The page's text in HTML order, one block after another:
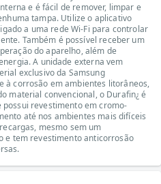
e é fácil de remover, limpar e
tampa. Utilize o aplicativo
a uma rede Wi-Fi para controlar
Também é possível receber um
do aparelho, além de
A unidade externa vem
exclusivo da Samsung
à corrosão em ambientes litorâneos,
material convencional, o Durafin¿ é
possui revestimento em cromo-
até nos ambientes mais difíceis
mesmo sem um
e tem revestimento anticorrosão